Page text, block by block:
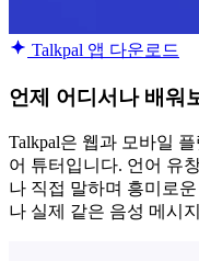
Talkpal 앱 다운로드
언제 어디서나 배워
Talkpal은 웹과 모바일
어 튜터입니다. 언어 유
나 직접 말하며 흥미로
나 실제 같은 음성 메시